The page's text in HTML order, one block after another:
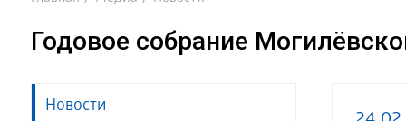
Годовое собрание
Новости